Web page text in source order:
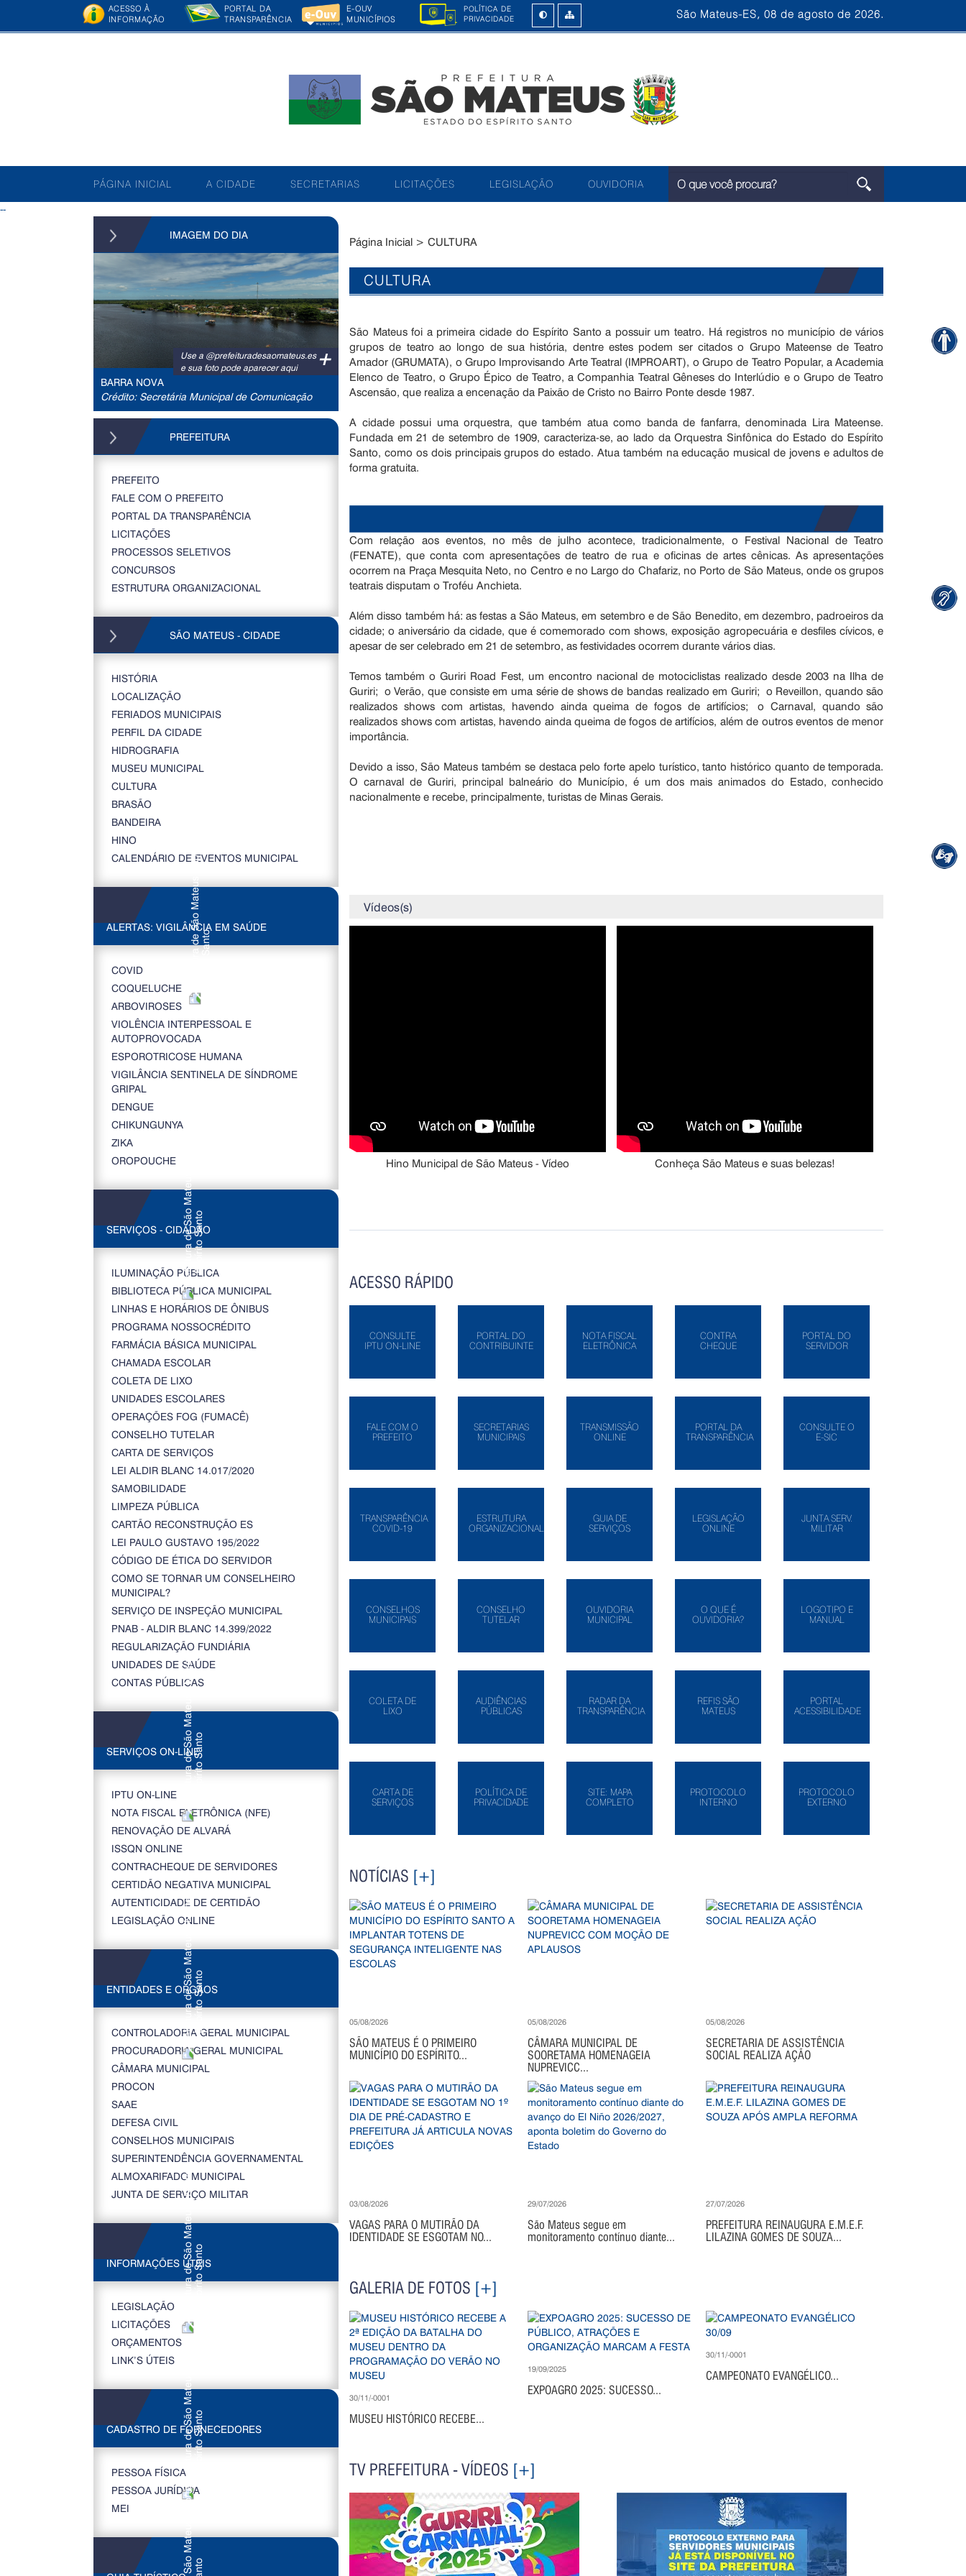
ACESSO À
INFORMAÇÃO
PORTAL DA
TRANSPARÊNCIA
E-OUV
MUNICÍPIOS
POLÍTICA DE
PRIVACIDADE
São Mateus-ES, 08 de agosto de 2026.
PÁGINA INICIAL A CIDADE SECRETARIAS LICITAÇÕES LEGISLAÇÃO OUVIDORIA
--
IMAGEM DO DIA
+
Use a @prefeituradesaomateus.es
e sua foto pode aparecer aqui
BARRA NOVA
Crédito: Secretária Municipal de Comunicação
PREFEITURA
PREFEITO
FALE COM O PREFEITO
PORTAL DA TRANSPARÊNCIA
LICITAÇÕES
PROCESSOS SELETIVOS
CONCURSOS
ESTRUTURA ORGANIZACIONAL
SÃO MATEUS - CIDADE
HISTÓRIA
LOCALIZAÇÃO
FERIADOS MUNICIPAIS
PERFIL DA CIDADE
HIDROGRAFIA
MUSEU MUNICIPAL
CULTURA
BRASÃO
BANDEIRA
HINO
CALENDÁRIO DE EVENTOS MUNICIPAL
ALERTAS: VIGILÂNCIA EM SAÚDE
COVID
COQUELUCHE
ARBOVIROSES
VIOLÊNCIA INTERPESSOAL E
AUTOPROVOCADA
ESPOROTRICOSE HUMANA
VIGILÂNCIA SENTINELA DE SÍNDROME
GRIPAL
DENGUE
CHIKUNGUNYA
ZIKA
OROPOUCHE
SERVIÇOS - CIDADÃO
ILUMINAÇÃO PÚBLICA
BIBLIOTECA PÚBLICA MUNICIPAL
LINHAS E HORÁRIOS DE ÔNIBUS
PROGRAMA NOSSOCRÉDITO
FARMÁCIA BÁSICA MUNICIPAL
CHAMADA ESCOLAR
COLETA DE LIXO
UNIDADES ESCOLARES
OPERAÇÕES FOG (FUMACÊ)
CONSELHO TUTELAR
CARTA DE SERVIÇOS
LEI ALDIR BLANC 14.017/2020
SAMOBILIDADE
LIMPEZA PÚBLICA
CARTÃO RECONSTRUÇÃO ES
LEI PAULO GUSTAVO 195/2022
CÓDIGO DE ÉTICA DO SERVIDOR
COMO SE TORNAR UM CONSELHEIRO
MUNICIPAL?
SERVIÇO DE INSPEÇÃO MUNICIPAL
PNAB - ALDIR BLANC 14.399/2022
REGULARIZAÇÃO FUNDIÁRIA
UNIDADES DE SAÚDE
CONTAS PÚBLICAS
SERVIÇOS ON-LINE
IPTU ON-LINE
NOTA FISCAL ELETRÔNICA (NFE)
RENOVAÇÃO DE ALVARÁ
ISSQN ONLINE
CONTRACHEQUE DE SERVIDORES
CERTIDÃO NEGATIVA MUNICIPAL
AUTENTICIDADE DE CERTIDÃO
LEGISLAÇÃO ONLINE
ENTIDADES E ORGÃOS
CONTROLADORIA GERAL MUNICIPAL
PROCURADORIA GERAL MUNICIPAL
CÂMARA MUNICIPAL
PROCON
SAAE
DEFESA CIVIL
CONSELHOS MUNICIPAIS
SUPERINTENDÊNCIA GOVERNAMENTAL
ALMOXARIFADO MUNICIPAL
JUNTA DE SERVIÇO MILITAR
INFORMAÇÕES ÚTEIS
LEGISLAÇÃO
LICITAÇÕES
ORÇAMENTOS
LINK’S ÚTEIS
CADASTRO DE FORNECEDORES
PESSOA FÍSICA
PESSOA JURÍDICA
MEI
Página Inicial > CULTURA
CULTURA
São Mateus foi a primeira cidade do Espírito Santo a possuir um teatro. Há registros no município de vários
grupos de teatro ao longo de sua história, dentre estes podem ser citados o Grupo Mateense de Teatro
Amador (GRUMATA), o Grupo Improvisando Arte Teatral (IMPROART), o Grupo de Teatro Popular, a Academia
Elenco de Teatro, o Grupo Épico de Teatro, a Companhia Teatral Gêneses do Interlúdio e o Grupo de Teatro
Ascensão, que realiza a encenação da Paixão de Cristo no Bairro Ponte desde 1987.
A cidade possui uma orquestra, que também atua como banda de fanfarra, denominada Lira Mateense.
Fundada em 21 de setembro de 1909, caracteriza-se, ao lado da Orquestra Sinfônica do Estado do Espírito
Santo, como os dois principais grupos do estado. Atua também na educação musical de jovens e adultos de
forma gratuita.
Com relação aos eventos, no mês de julho acontece, tradicionalmente, o Festival Nacional de Teatro
(FENATE), que conta com apresentações de teatro de rua e oficinas de artes cênicas. As apresentações
ocorrem na Praça Mesquita Neto, no Centro e no Largo do Chafariz, no Porto de São Mateus, onde os grupos
teatrais disputam o Troféu Anchieta.
Além disso também há: as festas a São Mateus, em setembro e de São Benedito, em dezembro, padroeiros da
cidade; o aniversário da cidade, que é comemorado com shows, exposição agropecuária e desfiles cívicos, e
apesar de ser celebrado em 21 de setembro, as festividades ocorrem durante vários dias.
Temos também o Guriri Road Fest, um encontro nacional de motociclistas realizado desde 2003 na Ilha de
Guriri; o Verão, que consiste em uma série de shows de bandas realizado em Guriri; o Reveillon, quando são
realizados shows com artistas, havendo ainda queima de fogos de artifícios; o Carnaval, quando são
realizados shows com artistas, havendo ainda queima de fogos de artifícios, além de outros eventos de menor
importância.
Devido a isso, São Mateus também se destaca pelo forte apelo turístico, tanto histórico quanto de temporada.
O carnaval de Guriri, principal balneário do Município, é um dos mais animados do Estado, conhecido
nacionalmente e recebe, principalmente, turistas de Minas Gerais.
Vídeos(s)
Hino Municipal de São Mateus - Vídeo Conheça São Mateus e suas belezas!
ACESSO RÁPIDO
CONSULTE
IPTU ON-LINE
PORTAL DO
CONTRIBUINTE
NOTA FISCAL
ELETRÔNICA
CONTRA
CHEQUE
PORTAL DO
SERVIDOR
FALE COM O
PREFEITO
SECRETARIAS
MUNICIPAIS
TRANSMISSÃO
ONLINE
PORTAL DA
TRANSPARÊNCIA
CONSULTE O
E-SIC
TRANSPARÊNCIA
COVID-19
ESTRUTURA
ORGANIZACIONAL
GUIA DE
SERVIÇOS
LEGISLAÇÃO
ONLINE
JUNTA SERV.
MILITAR
CONSELHOS
MUNICIPAIS
CONSELHO
TUTELAR
OUVIDORIA
MUNICIPAL
O QUE É
OUVIDORIA?
LOGOTIPO E
MANUAL
COLETA DE
LIXO
AUDIÊNCIAS
PÚBLICAS
RADAR DA
TRANSPARÊNCIA
REFIS SÃO
MATEUS
PORTAL
ACESSIBILIDADE
CARTA DE
SERVIÇOS
POLÍTICA DE
PRIVACIDADE
SITE: MAPA
COMPLETO
PROTOCOLO
INTERNO
PROTOCOLO
EXTERNO
NOTÍCIAS [+]
05/08/2026
SÃO MATEUS É O PRIMEIRO
MUNICÍPIO DO ESPÍRITO...
05/08/2026
CÂMARA MUNICIPAL DE
SOORETAMA HOMENAGEIA
NUPREVICC...
05/08/2026
SECRETARIA DE ASSISTÊNCIA
SOCIAL REALIZA AÇÃO
03/08/2026
VAGAS PARA O MUTIRÃO DA
IDENTIDADE SE ESGOTAM NO...
29/07/2026
São Mateus segue em
monitoramento contínuo diante...
27/07/2026
PREFEITURA REINAUGURA E.M.E.F.
LILAZINA GOMES DE SOUZA...
GALERIA DE FOTOS [+]
30/11/-0001
MUSEU HISTÓRICO RECEBE...
19/09/2025
EXPOAGRO 2025: SUCESSO...
30/11/-0001
CAMPEONATO EVANGÉLICO...
TV PREFEITURA - VÍDEOS [+]